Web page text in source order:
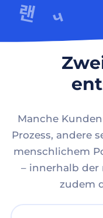
Manche
Prozess, andere
menschlichem
– innerhalb
zudem